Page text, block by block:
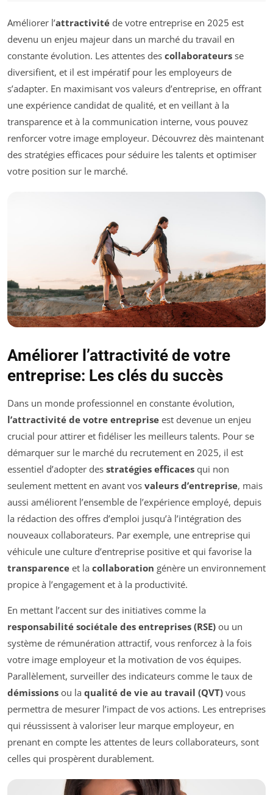
Améliorer l’attractivité de votre entreprise en 2025 est
devenu un enjeu majeur dans un marché du travail en
constante évolution. Les attentes des collaborateurs se
diversifient, et il est impératif pour les employeurs de
s’adapter. En maximisant vos valeurs d’entreprise, en offrant
une expérience candidat de qualité, et en veillant à la
transparence et à la communication interne, vous pouvez
renforcer votre image employeur. Découvrez dès maintenant
des stratégies efficaces pour séduire les talents et optimiser
votre position sur le marché.
Améliorer l’attractivité de votre
entreprise: Les clés du succès
Dans un monde professionnel en constante évolution,
l’attractivité de votre entreprise est devenue un enjeu
crucial pour attirer et fidéliser les meilleurs talents. Pour se
démarquer sur le marché du recrutement en 2025, il est
essentiel d’adopter des stratégies efficaces qui non
seulement mettent en avant vos valeurs d’entreprise, mais
aussi améliorent l’ensemble de l’expérience employé, depuis
la rédaction des offres d’emploi jusqu’à l’intégration des
nouveaux collaborateurs. Par exemple, une entreprise qui
véhicule une culture d’entreprise positive et qui favorise la
transparence et la collaboration génère un environnement
propice à l’engagement et à la productivité.
En mettant l’accent sur des initiatives comme la
responsabilité sociétale des entreprises (RSE) ou un
système de rémunération attractif, vous renforcez à la fois
votre image employeur et la motivation de vos équipes.
Parallèlement, surveiller des indicateurs comme le taux de
démissions ou la qualité de vie au travail (QVT) vous
permettra de mesurer l’impact de vos actions. Les entreprises
qui réussissent à valoriser leur marque employeur, en
prenant en compte les attentes de leurs collaborateurs, sont
celles qui prospèrent durablement.